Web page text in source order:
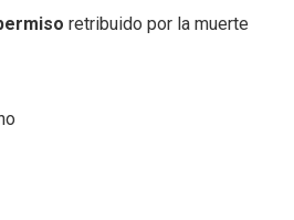
retribuido por la muerte